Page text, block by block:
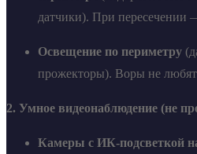
датчики). При пересечении
Освещение по периметру
прожекторы). Воры не любят
2. Умное видеонаблюдение (не
Камеры с ИК-подсветкой